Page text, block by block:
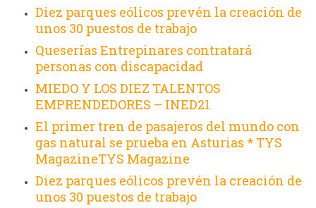
Diez parques eólicos prevén la creación de
unos 30 puestos de trabajo
Queserías Entrepinares contratará
personas con discapacidad
MIEDO Y LOS DIEZ TALENTOS
EMPRENDEDORES – INED21
El primer tren de pasajeros del mundo con
gas natural se prueba en Asturias * TYS
MagazineTYS Magazine
Diez parques eólicos prevén la creación de
unos 30 puestos de trabajo